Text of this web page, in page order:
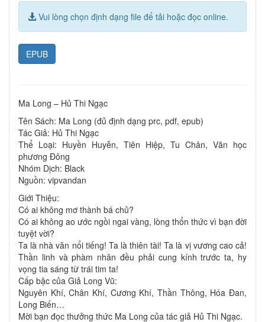
Vui lòng chọn định dạng file để tải hoặc đọc online.
EPUB
Ma Long – Hủ Thi Ngạc
Tên Sách: Ma Long (đủ định dạng prc, pdf, epub)
Tác Giả: Hủ Thi Ngạc
Thể Loại: Huyền Huyễn, Tiên Hiệp, Tu Chân, Văn học
phương Đông
Nhóm Dịch: Black
Nguồn: vipvandan
Giới Thiệu:
Có ai không mơ thành bá chủ?
Có ai không ao ước ngồi ngai vàng, lòng thổn thức vì bạn đời
tuyệt vời?
Ta là nhà văn nổi tiếng! Ta là thiên tài! Ta là vị vương cao cả!
Thần linh và phàm nhân đều phải cung kính trước ta, hy
vọng tia sáng từ trái tim ta!
Cấp bậc của Giả Long Vũ:
Nguyên Khí, Chân Khí, Cương Khí, Thần Thông, Hóa Đan,
Long Biến…
Mời bạn đọc thưởng thức Ma Long của tác giả Hủ Thi Ngạc.